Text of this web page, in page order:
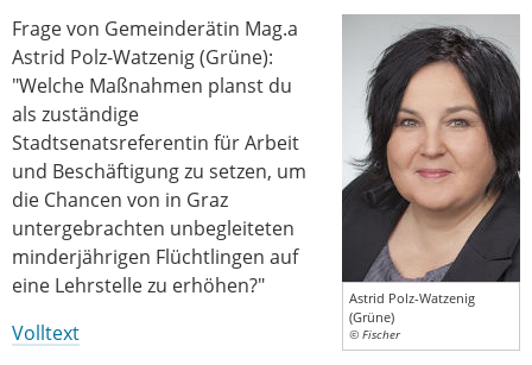
Astrid Polz-Watzenig
(Grüne)
© Fischer
Frage von Gemeinderätin Mag.a
Astrid Polz-Watzenig (Grüne):
"Welche Maßnahmen planst du
als zuständige
Stadtsenatsreferentin für Arbeit
und Beschäftigung zu setzen, um
die Chancen von in Graz
untergebrachten unbegleiteten
minderjährigen Flüchtlingen auf
eine Lehrstelle zu erhöhen?"
Volltext